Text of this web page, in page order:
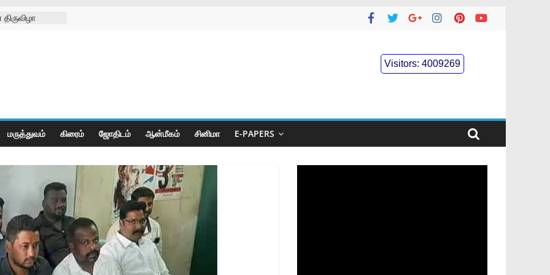
போட்டிகள்
Visitors:4009269
மருத்துவம் கிரைம் ஜோ‌திட‌ம் ஆன்மீகம் சினிமா E-PAPERS